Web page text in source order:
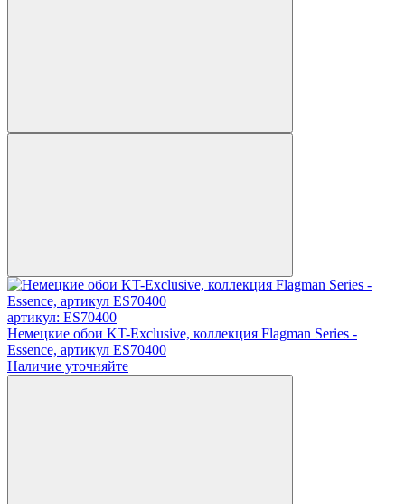
артикул: ES70400
Немецкие обои KT-Exclusive, коллекция Flagman Series -
Essence, артикул ES70400
Наличие уточняйте